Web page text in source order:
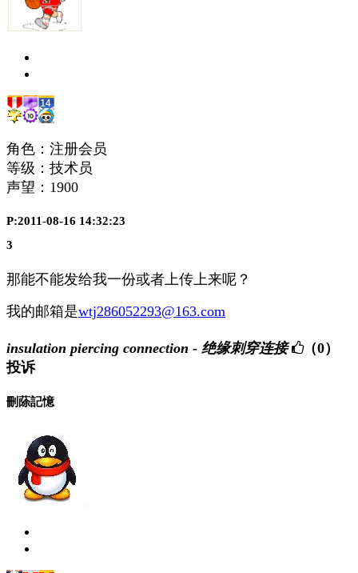
角色：注册会员
等级：技术员
声望： 1900
P:2011-08-16 14:32:23
3
那能不能发给我一份或者上传上来呢？
我的邮箱是wtj286052293@163.com
insulation piercing connection - 绝缘刺穿连接
（0）
投诉
刪蒢記憶